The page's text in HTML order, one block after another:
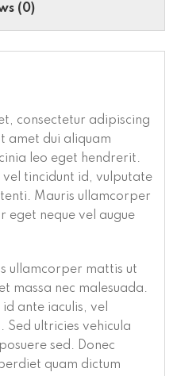
(0)
consectetur adipiscing
amet dui aliquam
leo eget hendrerit.
vel tincidunt id, vulputate
Mauris ullamcorper
eget neque vel augue
ullamcorper mattis ut
massa nec malesuada.
ante iaculis, vel
Sed ultricies vehicula
sed. Donec
quam dictum